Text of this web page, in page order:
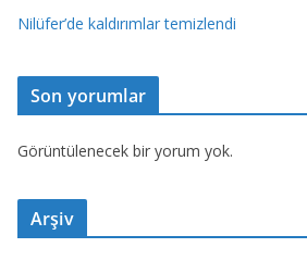
Nilüfer’de kaldırımlar temizlendi
Son yorumlar
Görüntülenecek bir yorum yok.
Arşiv